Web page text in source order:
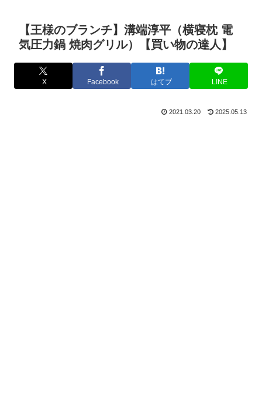
【王様のブランチ】溝端淳平（横寝枕 電
気圧力鍋 焼肉グリル）【買い物の達人】
X Facebook はてブ LINE
2021.03.20 2025.05.13